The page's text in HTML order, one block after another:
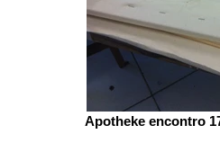
Apotheke encontro